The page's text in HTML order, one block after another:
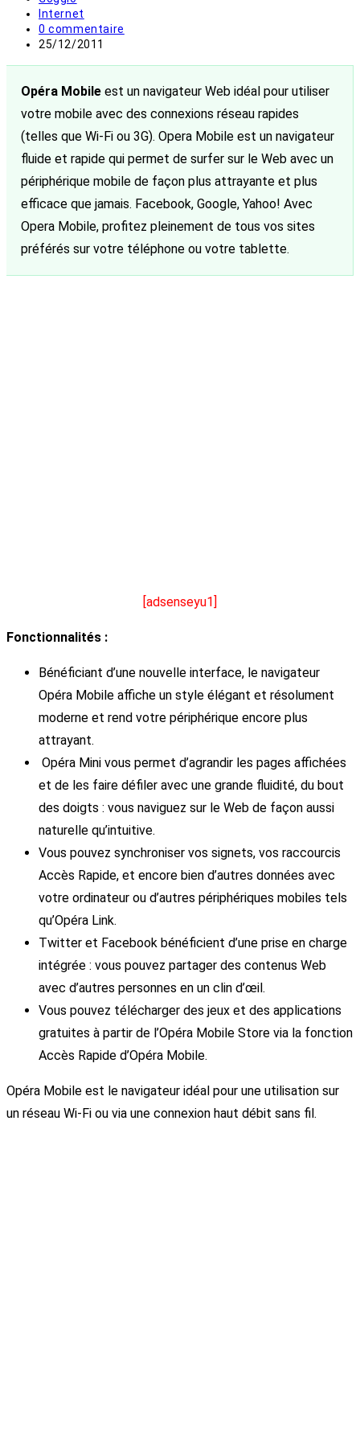
de
la
publication :
Post
category:
Internet
Commentaires
de
0 commentaire
Publication
25/12/2011
Opéra Mobile est un navigateur Web idéal pour utiliser
votre mobile avec des connexions réseau rapides
(telles que Wi-Fi ou 3G). Opera Mobile est un navigateur
fluide et rapide qui permet de surfer sur le Web avec un
périphérique mobile de façon plus attrayante et plus
efficace que jamais. Facebook, Google, Yahoo! Avec
Opera Mobile, profitez pleinement de tous vos sites
préférés sur votre téléphone ou votre tablette.
[adsenseyu1]
Fonctionnalités :
Bénéficiant d’une nouvelle interface, le navigateur
Opéra Mobile affiche un style élégant et résolument
moderne et rend votre périphérique encore plus
attrayant.
Opéra Mini vous permet d’agrandir les pages affichées
et de les faire défiler avec une grande fluidité, du bout
des doigts : vous naviguez sur le Web de façon aussi
naturelle qu’intuitive.
Vous pouvez synchroniser vos signets, vos raccourcis
Accès Rapide, et encore bien d’autres données avec
votre ordinateur ou d’autres périphériques mobiles tels
qu’Opéra Link.
Twitter et Facebook bénéficient d’une prise en charge
intégrée : vous pouvez partager des contenus Web
avec d’autres personnes en un clin d’œil.
Vous pouvez télécharger des jeux et des applications
gratuites à partir de l’Opéra Mobile Store via la fonction
Accès Rapide d’Opéra Mobile.
Opéra Mobile est le navigateur idéal pour une utilisation sur
un réseau Wi-Fi ou via une connexion haut débit sans fil.